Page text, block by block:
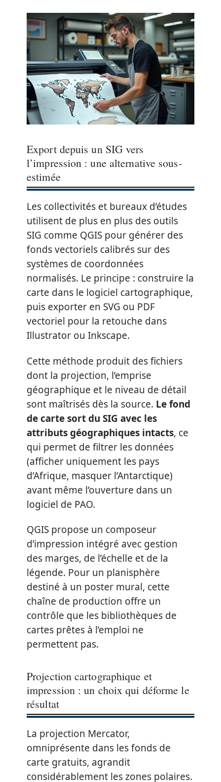
Export depuis un SIG vers
l’impression : une alternative sous-
estimée
Les collectivités et bureaux d’études
utilisent de plus en plus des outils
SIG comme QGIS pour générer des
fonds vectoriels calibrés sur des
systèmes de coordonnées
normalisés. Le principe : construire la
carte dans le logiciel cartographique,
puis exporter en SVG ou PDF
vectoriel pour la retouche dans
Illustrator ou Inkscape.
Cette méthode produit des fichiers
dont la projection, l’emprise
géographique et le niveau de détail
sont maîtrisés dès la source. Le fond
de carte sort du SIG avec les
attributs géographiques intacts, ce
qui permet de filtrer les données
(afficher uniquement les pays
d’Afrique, masquer l’Antarctique)
avant même l’ouverture dans un
logiciel de PAO.
QGIS propose un composeur
d’impression intégré avec gestion
des marges, de l’échelle et de la
légende. Pour un planisphère
destiné à un poster mural, cette
chaîne de production offre un
contrôle que les bibliothèques de
cartes prêtes à l’emploi ne
permettent pas.
Projection cartographique et
impression : un choix qui déforme le
résultat
La projection Mercator,
omniprésente dans les fonds de
carte gratuits, agrandit
considérablement les zones polaires.